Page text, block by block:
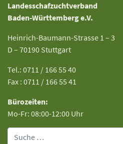
Landesschafzuchtverband
Baden-Württemberg e.V.
Heinrich-Baumann-Strasse 1 – 3
D – 70190 Stuttgart
Tel.: 0711 / 166 55 40
Fax : 0711 / 166 55 41
Bürozeiten:
Mo-Fr: 08:00-12:00 Uhr
Suche